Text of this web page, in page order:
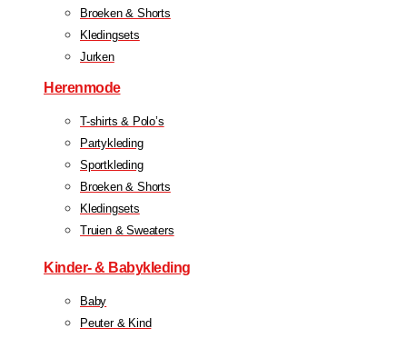
Broeken & Shorts
Kledingsets
Jurken
Herenmode
T-shirts & Polo’s
Partykleding
Sportkleding
Broeken & Shorts
Kledingsets
Truien & Sweaters
Kinder- & Babykleding
Baby
Peuter & Kind